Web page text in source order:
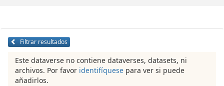
Filtrar resultados
Este dataverse no contiene dataverses, datasets, ni
archivos. Por favor identifíquese para ver si puede
añadirlos.